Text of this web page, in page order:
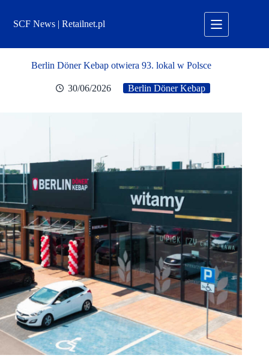
treściSCF News | Retailnet.pl
Berlin Döner Kebap otwiera 93. lokal w Polsce
30/06/2026 Berlin Döner Kebap